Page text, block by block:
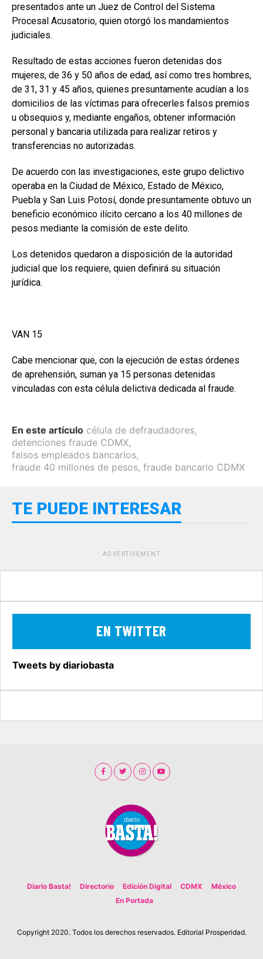
presentados ante un Juez de Control del Sistema
Procesal Acusatorio, quien otorgó los mandamientos
judiciales.
Resultado de estas acciones fueron detenidas dos
mujeres, de 36 y 50 años de edad, así como tres hombres,
de 31, 31 y 45 años, quienes presuntamente acudían a los
domicilios de las víctimas para ofrecerles falsos premios
u obsequios y, mediante engaños, obtener información
personal y bancaria utilizada para realizar retiros y
transferencias no autorizadas.
De acuerdo con las investigaciones, este grupo delictivo
operaba en la Ciudad de México, Estado de México,
Puebla y San Luis Potosí, donde presuntamente obtuvo un
beneficio económico ilícito cercano a los 40 millones de
pesos mediante la comisión de este delito.
Los detenidos quedaron a disposición de la autoridad
judicial que los requiere, quien definirá su situación
jurídica.
VAN 15
Cabe mencionar que, con la ejecución de estas órdenes
de aprehensión, suman ya 15 personas detenidas
vinculadas con esta célula delictiva dedicada al fraude.
En este artículo célula de defraudadores,
detenciones fraude CDMX,
falsos empleados bancarios,
fraude 40 millones de pesos, fraude bancario CDMX
TE PUEDE INTERESAR
ADVERTISEMENT
EN TWITTER
Tweets by diariobasta
Diario Basta! Directorio Edición Digital CDMX
México
En Portada
Copyright 2020. Todos los derechos reservados. Editorial Prosperidad.